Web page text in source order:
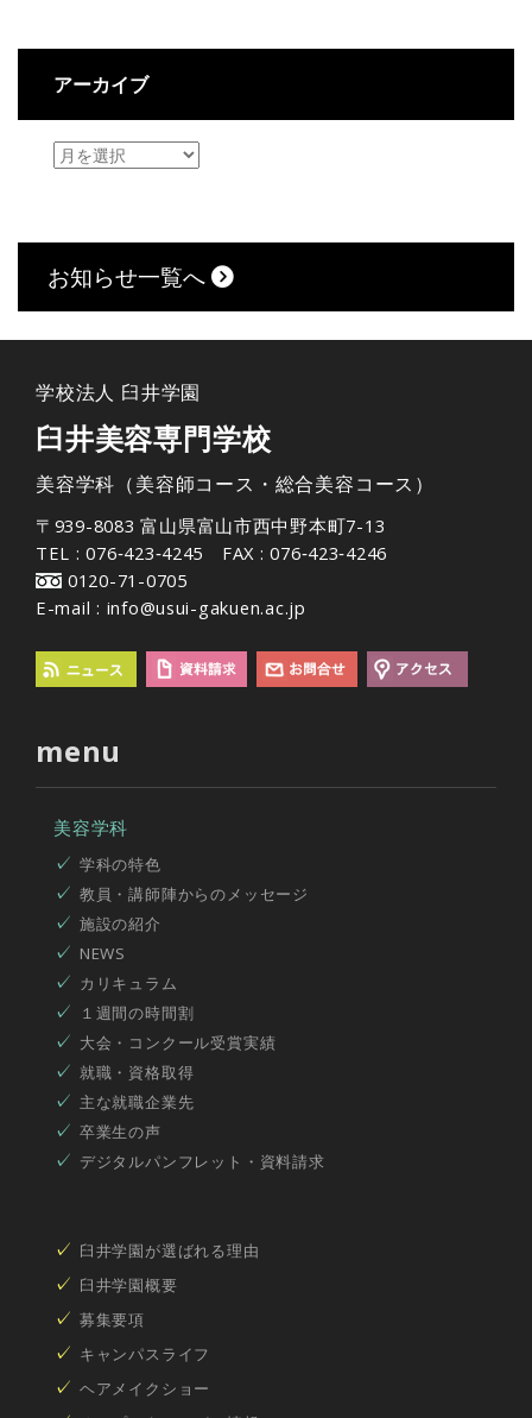
アーカイブ
お知らせ一覧へ
学校法人 臼井学園
臼井美容専門学校
美容学科（美容師コース・総合美容コース）
〒939-8083 富山県富山市西中野本町7-13
TEL : 076‐423‐4245 FAX : 076‐423‐4246
0120-71-0705
E-mail : info@usui-gakuen.ac.jp
menu
美容学科
学科の特色
教員・講師陣からのメッセージ
施設の紹介
NEWS
カリキュラム
１週間の時間割
大会・コンクール受賞実績
就職・資格取得
主な就職企業先
卒業生の声
デジタルパンフレット・資料請求
臼井学園が選ばれる理由
臼井学園概要
募集要項
キャンパスライフ
ヘアメイクショー